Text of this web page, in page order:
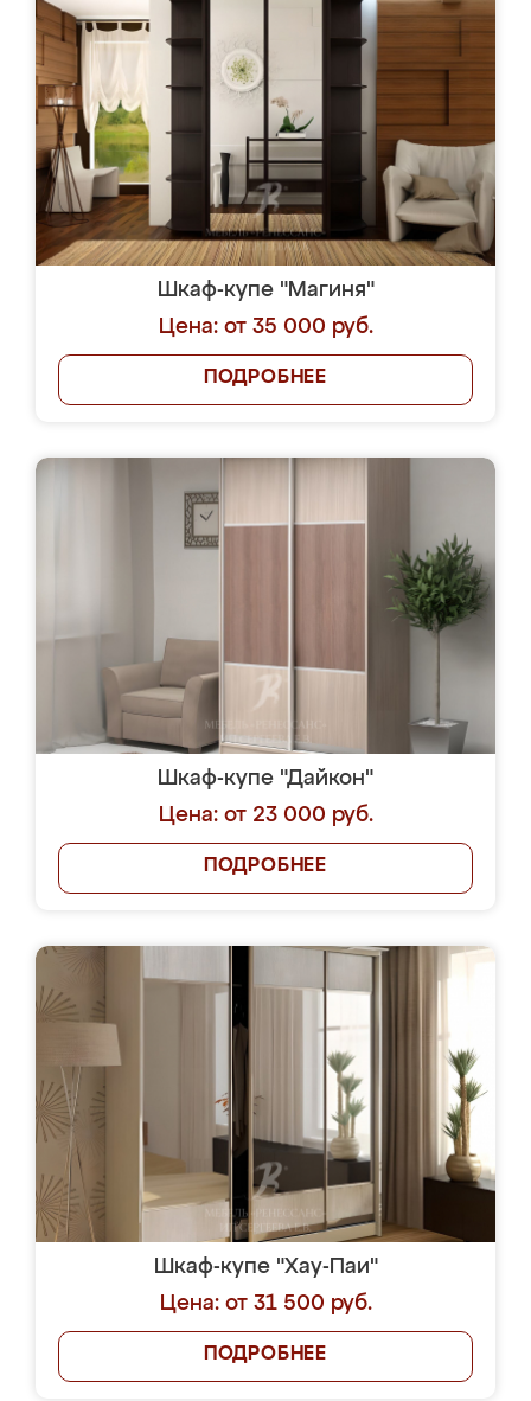
Шкаф-купе "Магиня"
Цена: от 35 000 руб.
ПОДРОБНЕЕ
Шкаф-купе "Дайкон"
Цена: от 23 000 руб.
ПОДРОБНЕЕ
Шкаф-купе "Хау-Паи"
Цена: от 31 500 руб.
ПОДРОБНЕЕ